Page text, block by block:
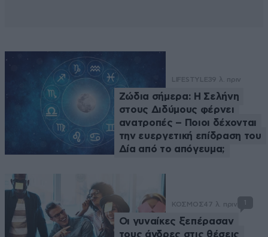
LIFESTYLE39 λ. πριν
Ζώδια σήμερα: Η Σελήνη
στους Διδύμους φέρνει
ανατροπές – Ποιοι δέχονται
την ευεργετική επίδραση του
Δία από το απόγευμα;
ΚΟΣΜΟΣ47 λ. πριν
Οι γυναίκες ξεπέρασαν
τους άνδρες στις θέσεις